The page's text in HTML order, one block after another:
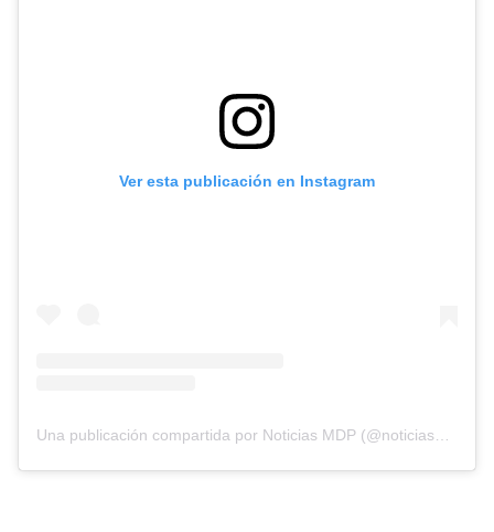
Ver esta publicación en Instagram
Una publicación compartida por Noticias MDP (@noticiasmdp)